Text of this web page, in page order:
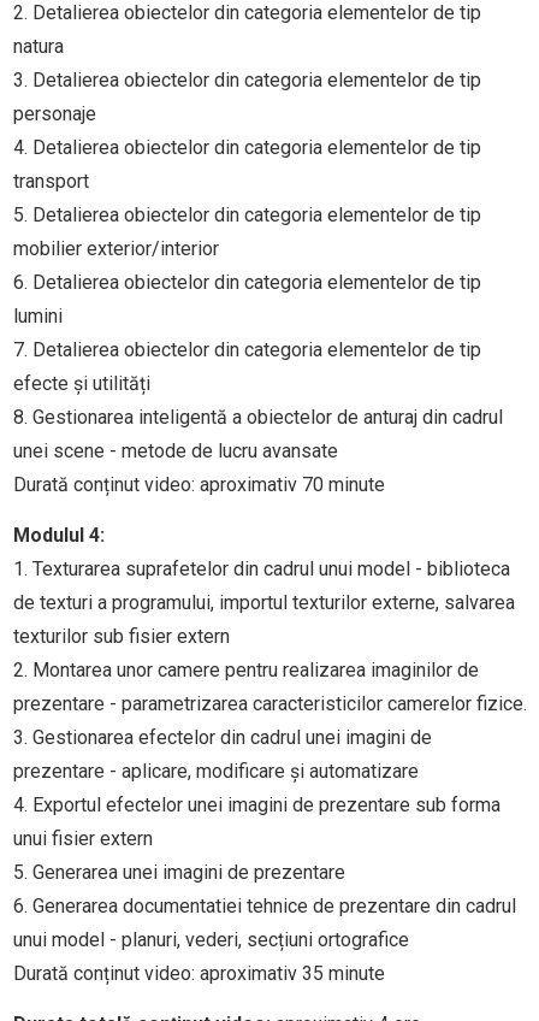
2. Detalierea obiectelor din categoria elementelor de tip
natura
3. Detalierea obiectelor din categoria elementelor de tip
personaje
4. Detalierea obiectelor din categoria elementelor de tip
transport
5. Detalierea obiectelor din categoria elementelor de tip
mobilier exterior/interior
6. Detalierea obiectelor din categoria elementelor de tip
lumini
7. Detalierea obiectelor din categoria elementelor de tip
efecte și utilități
8. Gestionarea inteligentă a obiectelor de anturaj din cadrul
unei scene - metode de lucru avansate
Durată conținut video: aproximativ 70 minute
Modulul 4:
1. Texturarea suprafetelor din cadrul unui model - biblioteca
de texturi a programului, importul texturilor externe, salvarea
texturilor sub fisier extern
2. Montarea unor camere pentru realizarea imaginilor de
prezentare - parametrizarea caracteristicilor camerelor fizice.
3. Gestionarea efectelor din cadrul unei imagini de
prezentare - aplicare, modificare și automatizare
4. Exportul efectelor unei imagini de prezentare sub forma
unui fisier extern
5. Generarea unei imagini de prezentare
6. Generarea documentatiei tehnice de prezentare din cadrul
unui model - planuri, vederi, secțiuni ortografice
Durată conținut video: aproximativ 35 minute